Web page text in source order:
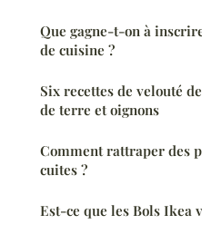
Que gagne-t-on à
de cuisine ?
Six recettes de velouté
de terre et oignons
Comment rattraper des
cuites ?
Est-ce que les Bols Ikea